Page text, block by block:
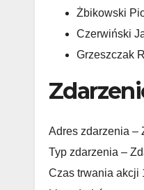
Żbikowski
Czerwiński
Grzeszczak
Adres zdarzenia –
Typ zdarzenia –
Czas trwania akcji